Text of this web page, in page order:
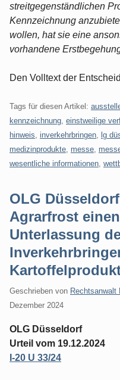
streitgegenständlichen
Kennzeichnung
wollen, hat sie eine
vorhandene
Den Volltext der
Tags für diesen Artikel:
kennzeichnung einstweilige
hinweis inverkehrbringen lg
medizinprodukte messe
wesentliche informationen
OLG
Agrarfrost
Unterlassung
Geschrieben von Rechtsanwalt
Dezember 2024
OLG Düsseldorf
Urteil vom 19.12.2024
I-20 U 33/24